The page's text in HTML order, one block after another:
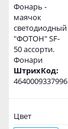
Фонарь -
маячок
светодиодный
"ФОТОН" SF-
50 ассорти.
Фонари
ШтрихКод:
4640009337996
Цвет